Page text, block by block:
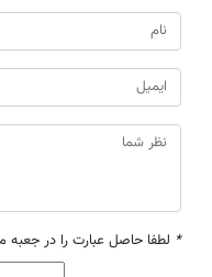
* لطفا حاصل عبارت را در جعبه